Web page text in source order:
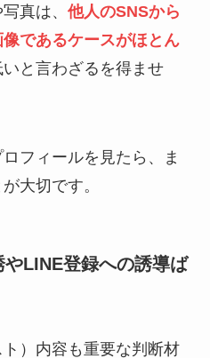
真は、 他人のSNSから
であるケースがほとん
と言わざるを得ませ
フィールを見たら、ま
大切です。
LINE登録への誘導ば
）内容も重要な判断材